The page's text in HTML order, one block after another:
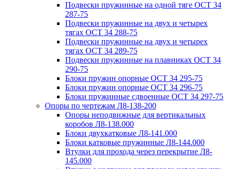
Подвески пружинные на одной тяге ОСТ 34
287-75
Подвески пружинные на двух и четырех
тягах ОСТ 34 288-75
Подвески пружинные на двух и четырех
тягах ОСТ 34 289-75
Подвески пружинные на плавниках ОСТ 34
290-75
Блоки пружин опорные ОСТ 34 295-75
Блоки пружин опорные ОСТ 34 296-75
Блоки пружинные сдвоенные ОСТ 34 297-75
Опоры по чертежам Л8-138-200
Опоры неподвижные для вертикальных
коробов Л8-138.000
Блоки двухкатковые Л8-141.000
Блоки катковые пружинные Л8-144.000
Втулки для прохода через перекрытие Л8-
145.000